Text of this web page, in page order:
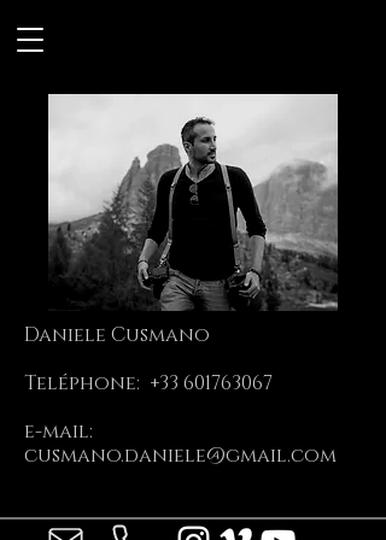
Daniele Cusmano
Teléphone: +33 601763067
e-mail:
cusmano.daniele@gmail.com